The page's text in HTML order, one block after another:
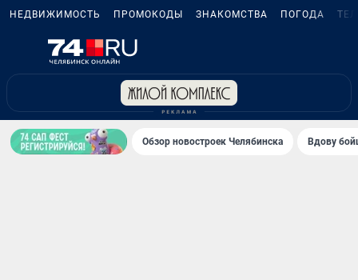
НЕДВИЖИМОСТЬ ПРОМОКОДЫ ЗНАКОМСТВА ПОГОДА
Обзор новостроек Челябинска Вдову